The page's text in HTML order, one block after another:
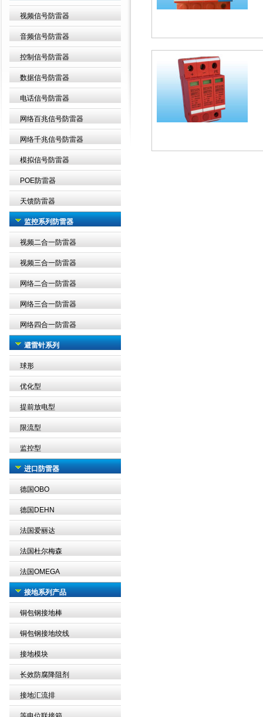
视频信号防雷器
音频信号防雷器
控制信号防雷器
数据信号防雷器
电话信号防雷器
网络百兆信号防雷器
网络千兆信号防雷器
模拟信号防雷器
POE防雷器
天馈防雷器
监控系列防雷器
视频二合一防雷器
视频三合一防雷器
网络二合一防雷器
网络三合一防雷器
网络四合一防雷器
避雷针系列
球形
优化型
提前放电型
限流型
监控型
进口防雷器
德国OBO
德国DEHN
法国爱丽达
法国杜尔梅森
法国OMEGA
接地系列产品
铜包钢接地棒
铜包钢接地绞线
接地模块
长效防腐降阻剂
接地汇流排